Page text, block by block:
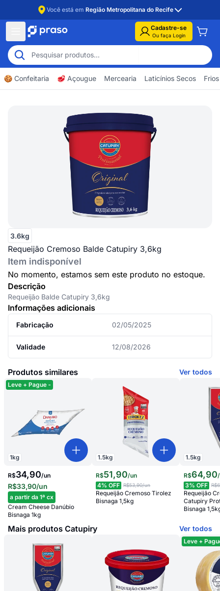
Você está em Região Metropolitana do Recife
Cadastre-se
Ou faça Login
🍪 Confeitaria 🥩 Açougue Mercearia Laticínios Secos
Descrição
Requeijão Balde Catupiry 3,6kg
Informações adicionais
Fabricação 02/05/2025
Validade 12/08/2026
3.6kg
Requeijão Cremoso Balde Catupiry 3,6kg
Item indisponível
No momento, estamos sem este produto no estoque.
Produtos similares Ver todos
1kg
Leve + Pague -
R$34,90/un
R$33,90/un
a partir da 1ª cx
Cream Cheese Danúbio
Bisnaga 1kg
1.5kg
R$51,90/un
4% OFF R$53,90/un
Requeijão Cremoso Tirolez
Bisnaga 1,5kg
1.5kg
R$64,90/
3% OFF
Requeijão
Catupiry
Bisnaga
Mais produtos Catupiry Ver todos
Leve +